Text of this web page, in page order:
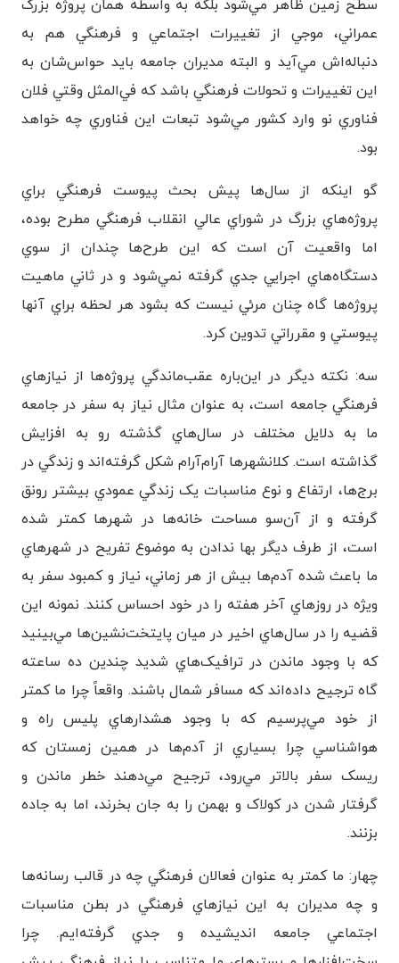
سطح زمين ظاهر مي‌شود بلکه به واسطه همان پروژه بزرگ
عمراني، موجي از تغييرات اجتماعي و فرهنگي هم به
دنباله‌اش مي‌آيد و البته مديران جامعه بايد حواس‌شان به
اين تغييرات و تحولات فرهنگي باشد که في‌المثل وقتي فلان
فناوري نو وارد کشور مي‌شود تبعات اين فناوري چه خواهد
بود.
گو اينکه از سال‌ها پيش بحث پيوست فرهنگي براي
پروژه‌هاي بزرگ در شوراي عالي انقلاب فرهنگي مطرح بوده،
اما واقعيت آن است که اين طرح‌ها چندان از سوي
دستگاه‌هاي اجرايي جدي گرفته نمي‌شود و در ثاني ماهيت
پروژه‌ها گاه چنان مرئي نيست که بشود هر لحظه براي آنها
پيوستي و مقرراتي تدوين کرد.
سه: نکته ديگر در اين‌باره عقب‌ماندگي پروژه‌ها از نيازهاي
فرهنگي جامعه است، به عنوان مثال نياز به سفر در جامعه
ما به دلايل مختلف در سال‌هاي گذشته رو به افزايش
گذاشته است. کلانشهرها آرام‌آرام شکل گرفته‌اند و زندگي در
برج‌ها، ارتفاع و نوع مناسبات يک زندگي عمودي بيشتر رونق
گرفته و از آن‌سو مساحت خانه‌ها در شهرها کمتر شده
است، از طرف ديگر بها ندادن به موضوع تفريح در شهرهاي
ما باعث شده آدم‌ها بيش از هر زماني، نياز و کمبود سفر به
ويژه در روزهاي آخر هفته را در خود احساس کنند. نمونه اين
قضيه را در سال‌هاي اخير در ميان پايتخت‌نشين‌ها مي‌بينيد
که با وجود ماندن در ترافيک‌هاي شديد چندين ده ساعته
گاه ترجيح داده‌اند که مسافر شمال باشند. واقعاً چرا ما کمتر
از خود مي‌پرسيم که با وجود هشدارهاي پليس راه و
هواشناسي چرا بسياري از آدم‌ها در همين زمستان که
ريسک سفر بالاتر مي‌رود، ترجيح مي‌دهند خطر ماندن و
گرفتار شدن در کولاک و بهمن را به جان بخرند، اما به جاده
بزنند.
چهار: ما کمتر به عنوان فعالان فرهنگي چه در قالب رسانه‌ها
و چه مديران به اين نيازهاي فرهنگي در بطن مناسبات
اجتماعي جامعه انديشيده و جدي گرفته‌ايم. چرا